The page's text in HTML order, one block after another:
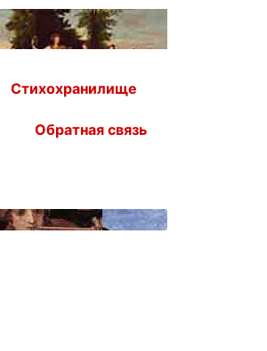
Стихохранилище
Обратная связь